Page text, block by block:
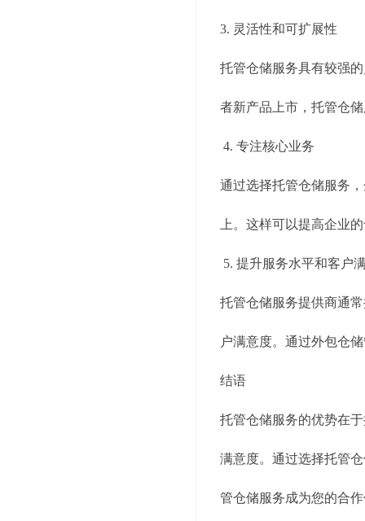
3. 灵活性和可扩展性
托管仓储服务具有较强
者新产品上市，托管仓
4. 专注核心业务
通过选择托管仓储服务
上。这样可以提高企业
5. 提升服务水平和客户
托管仓储服务提供商通
户满意度。通过外包仓
结语
托管仓储服务的优势在
满意度。通过选择托管
管仓储服务成为您的合